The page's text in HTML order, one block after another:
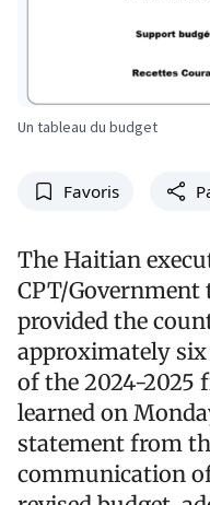
Un tableau du budget
Favoris
The Haitian
CPT/Government
provided the
approximately
of the 2024-2025
learned on
statement from
communication